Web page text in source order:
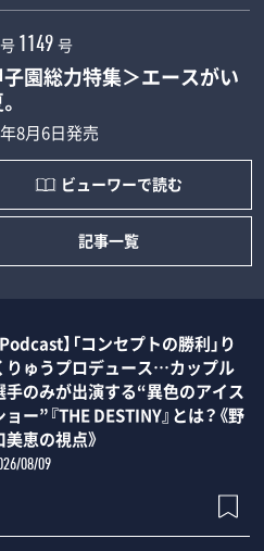
1149 号
子園総力特集＞エースがい
8月6日発売
ビューワーで読む
記事一覧
Podcast】「コンセプトの勝利」り
りゅうプロデュース…カップル
手のみが出演する“異色のアイス
ョー”『THE DESTINY』とは？《野
美恵の視点》
08/09